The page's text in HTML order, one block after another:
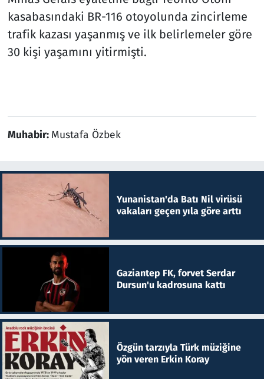
kasabasındaki BR-116 otoyolunda zincirleme
trafik kazası yaşanmış ve ilk belirlemeler göre
30 kişi yaşamını yitirmişti.
Muhabir: Mustafa Özbek
Yunanistan'da Batı Nil virüsü
vakaları geçen yıla göre arttı
Gaziantep FK, forvet Serdar
Dursun'u kadrosuna kattı
Özgün tarzıyla Türk müziğine
yön veren Erkin Koray